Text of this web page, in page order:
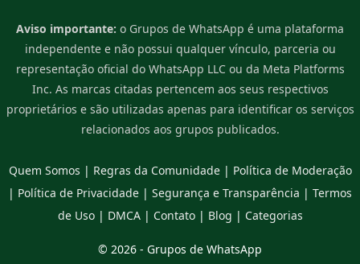
Aviso importante: o Grupos de WhatsApp é uma plataforma
independente e não possui qualquer vínculo, parceria ou
representação oficial do WhatsApp LLC ou da Meta Platforms
Inc. As marcas citadas pertencem aos seus respectivos
proprietários e são utilizadas apenas para identificar os serviços
relacionados aos grupos publicados.
Quem Somos | Regras da Comunidade| Política de Moderação
| Política de Privacidade | Segurança e Transparência | Termos
de Uso| DMCA| Contato| Blog | Categorias
© 2026 - Grupos de WhatsApp